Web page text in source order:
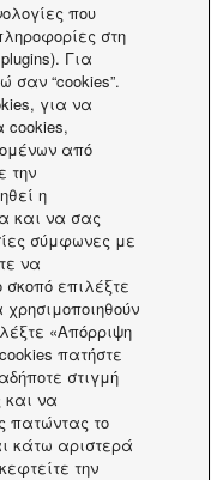
που
στη
Για
σαν “cookies”.
για να
cookies,
από
την
η
και να σας
σύμφωνες με
να
σκοπό επιλέξτε
«Απόρριψη
πατήστε
στιγμή
και να
πατώντας το
κάτω αριστερά
την